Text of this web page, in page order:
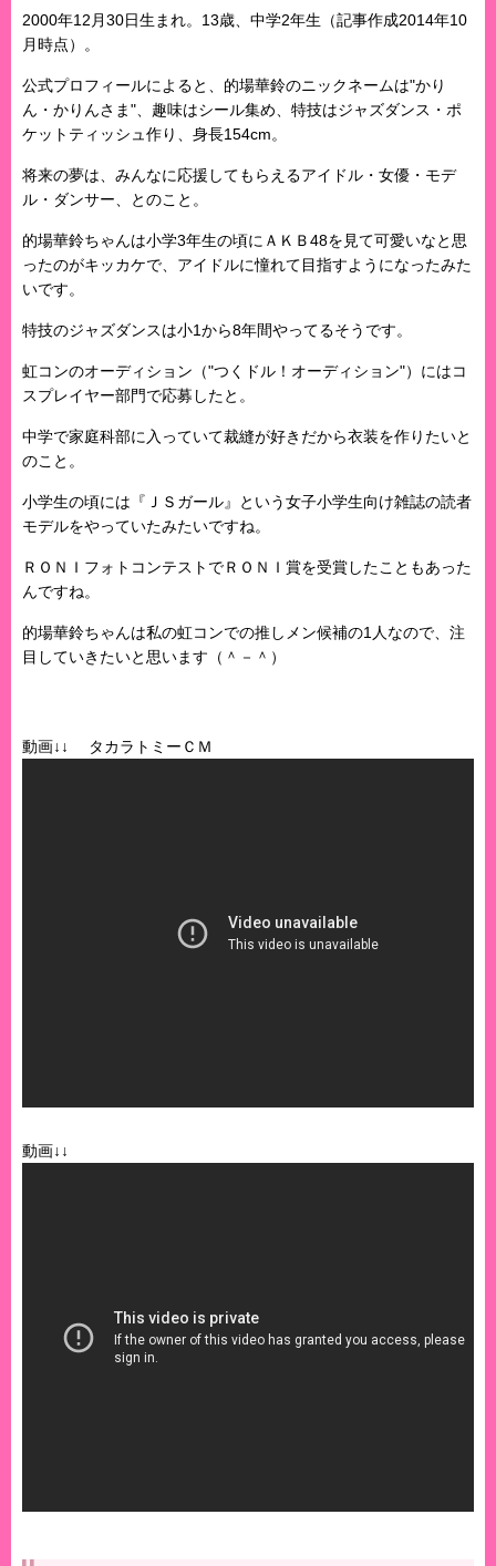
2000年12月30日生まれ。13歳、中学2年生（記事作成2014年10
月時点）。
公式プロフィールによると、的場華鈴のニックネームは"かり
ん・かりんさま"、趣味はシール集め、特技はジャズダンス・ポ
ケットティッシュ作り、身長154cm。
将来の夢は、みんなに応援してもらえるアイドル・女優・モデ
ル・ダンサー、とのこと。
的場華鈴ちゃんは小学3年生の頃にＡＫＢ48を見て可愛いなと思
ったのがキッカケで、アイドルに憧れて目指すようになったみた
いです。
特技のジャズダンスは小1から8年間やってるそうです。
虹コンのオーディション（"つくドル！オーディション"）にはコ
スプレイヤー部門で応募したと。
中学で家庭科部に入っていて裁縫が好きだから衣装を作りたいと
のこと。
小学生の頃には『ＪＳガール』という女子小学生向け雑誌の読者
モデルをやっていたみたいですね。
ＲＯＮＩフォトコンテストでＲＯＮＩ賞を受賞したこともあった
んですね。
的場華鈴ちゃんは私の虹コンでの推しメン候補の1人なので、注
目していきたいと思います（＾－＾）
動画↓↓ タカラトミーＣＭ
動画↓↓